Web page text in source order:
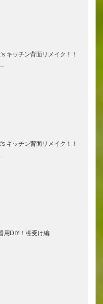
キッチン背面リメイク！！
キッチン背面リメイク！！
用DIY！棚受け編